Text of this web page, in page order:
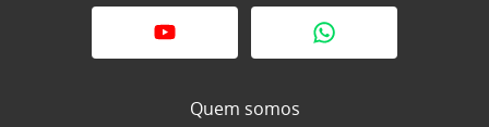
Quem somos